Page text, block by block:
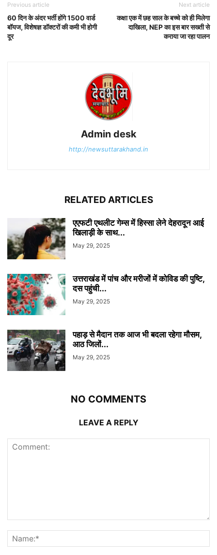
Previous article
60 दिन के अंदर भर्ती होंगे 1500 वार्ड
बॉयज, विशेषज्ञ डॉक्टरों की कमी भी होगी
दूर
Next article
कक्षा एक में छह साल के बच्चे को ही मिलेगा
दाखिला, NEP का इस बार सख्ती से
कराया जा रहा पालन
Admin desk
http://newsuttarakhand.in
RELATED ARTICLES
एएफटी एथलीट गेम्स में हिस्सा लेने देहरादून आई
खिलाड़ी के साथ...
May 29, 2025
उत्तराखंड में पांच और मरीजों में कोविड की पुष्टि,
दस पहुंची...
May 29, 2025
पहाड़ से मैदान तक आज भी बदला रहेगा मौसम,
आठ जिलों...
May 29, 2025
NO COMMENTS
LEAVE A REPLY